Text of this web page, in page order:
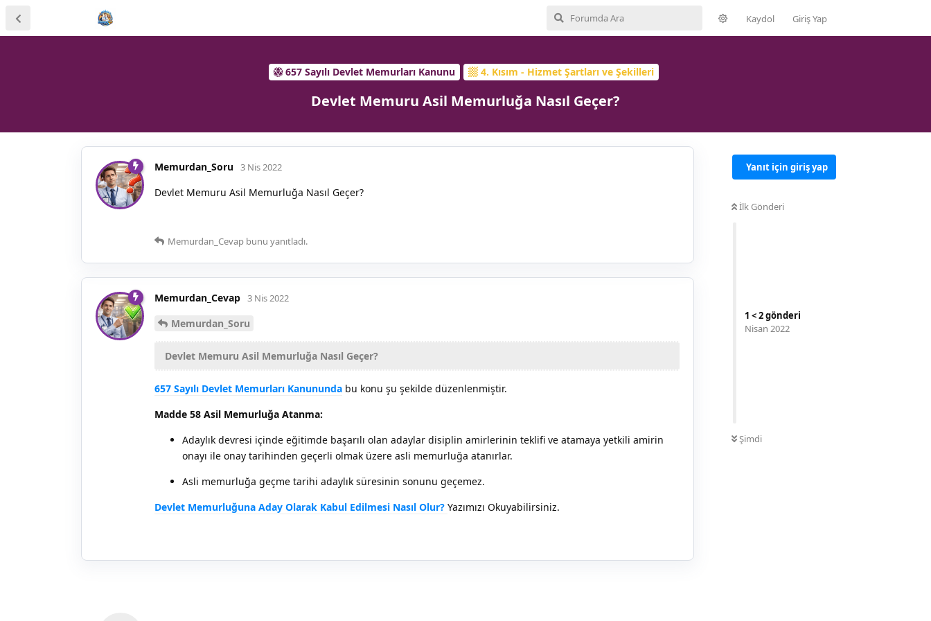
Kaydol Giriş Yap
657 Sayılı Devlet Memurları Kanunu 4. Kısım - Hizmet Şartları ve Şekilleri
Devlet Memuru Asil Memurluğa Nasıl Geçer?
Yanıt için giriş yap
İlk Gönderi
1 <2gönderi
Nisan 2022
Şimdi
Memurdan_Soru 3 Nis 2022
Devlet Memuru Asil Memurluğa Nasıl Geçer?
Memurdan_Cevap bunu yanıtladı.
Memurdan_Cevap 3 Nis 2022
Memurdan_Soru
Devlet Memuru Asil Memurluğa Nasıl Geçer?
657 Sayılı Devlet Memurları Kanununda bu konu şu şekilde düzenlenmiştir.
Madde 58 Asil Memurluğa Atanma:
Adaylık devresi içinde eğitimde başarılı olan adaylar disiplin amirlerinin teklifi ve atamaya yetkili amirin
onayı ile onay tarihinden geçerli olmak üzere asli memurluğa atanırlar.
Asli memurluğa geçme tarihi adaylık süresinin sonunu geçemez.
Devlet Memurluğuna Aday Olarak Kabul Edilmesi Nasıl Olur? Yazımızı Okuyabilirsiniz.